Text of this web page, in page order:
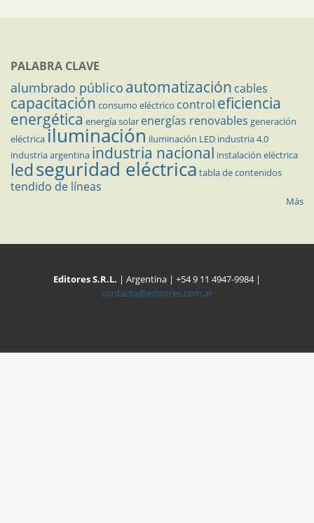
PALABRA CLAVE
alumbrado público automatización cables
capacitación consumo eléctrico control eficiencia
energética energía solar energías renovables generación
eléctricailuminación iluminación LED industria 4.0
industria argentina industria nacional instalación eléctrica
ledseguridad eléctrica tabla de contenidos
tendido de líneas
Más
Editores S.R.L. | Argentina | +54 9 11 4947-9984 |
contacto@editores.com.ar